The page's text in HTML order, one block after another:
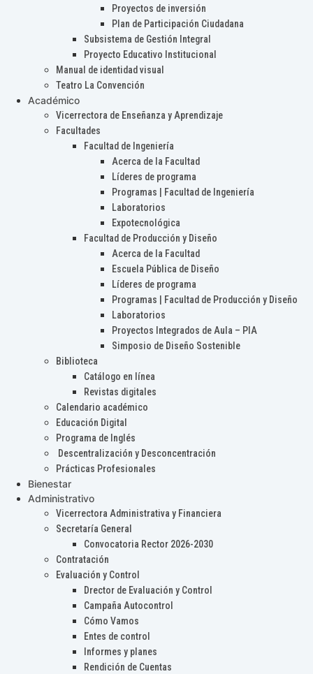
Proyectos de inversión
Plan de Participación Ciudadana
Subsistema de Gestión Integral
Proyecto Educativo Institucional
Manual de identidad visual
Teatro La Convención
Académico
Vicerrectora de Enseñanza y Aprendizaje
Facultades
Facultad de Ingeniería
Acerca de la Facultad
Líderes de programa
Programas | Facultad de Ingeniería
Laboratorios
Expotecnológica
Facultad de Producción y Diseño
Acerca de la Facultad
Escuela Pública de Diseño
Líderes de programa
Programas | Facultad de Producción y Diseño
Laboratorios
Proyectos Integrados de Aula – PIA
Simposio de Diseño Sostenible
Biblioteca
Catálogo en línea
Revistas digitales
Calendario académico
Educación Digital
Programa de Inglés
Descentralización y Desconcentración
Prácticas Profesionales
Bienestar
Administrativo
Vicerrectora Administrativa y Financiera
Secretaría General
Convocatoria Rector 2026-2030
Contratación
Evaluación y Control
Drector de Evaluación y Control
Campaña Autocontrol
Cómo Vamos
Entes de control
Informes y planes
Rendición de Cuentas